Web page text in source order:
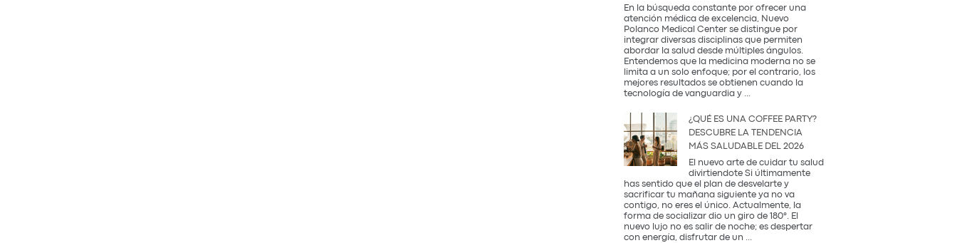
Necesita:
Salud
y
Prevención
En la búsqueda constante por ofrecer una
atención médica de excelencia, Nuevo
Polanco Medical Center se distingue por
integrar diversas disciplinas que permiten
abordar la salud desde múltiples ángulos.
Entendemos que la medicina moderna no se
limita a un solo enfoque; por el contrario, los
mejores resultados se obtienen cuando la
tecnología de vanguardia y
entre
Innovación
Occidental
la
Tradición
Coreana
¿QUÉ ES UNA COFFEE PARTY?
DESCUBRE LA TENDENCIA
MÁS SALUDABLE DEL 2026
El nuevo arte de cuidar tu salud
divirtiendote Si últimamente
has sentido que el plan de desvelarte y
sacrificar tu mañana siguiente ya no va
contigo, no eres el único. Actualmente, la
forma de socializar dio un giro de 180°. El
nuevo lujo no es salir de noche; es despertar
con energía, disfrutar de un ...